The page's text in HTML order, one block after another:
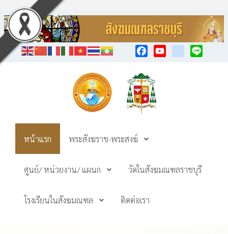
หน้าแรก พระสังฆราช-พระสงฆ์
ศูนย์/ หน่วยงาน/ แผนก วัดในสังฆมณฑลราชบุรี
โรงเรียนในสังฆมณฑล ติดต่อเรา